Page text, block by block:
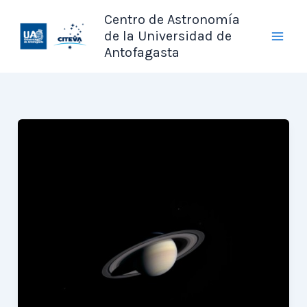
contenido
Centro de Astronomía
de la Universidad de
Antofagasta